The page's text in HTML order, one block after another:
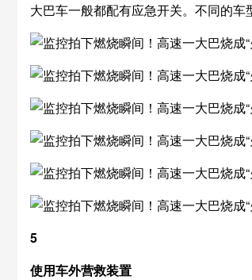
大巴车一般都配有应急开关。不同的
5
使用车外营救装置